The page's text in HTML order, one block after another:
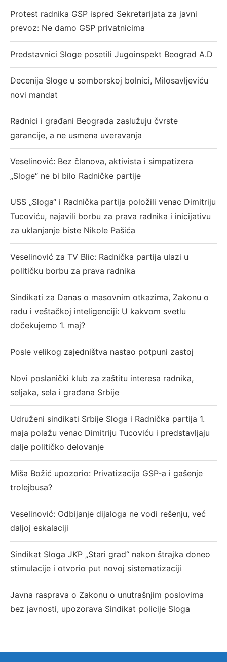
Protest radnika GSP ispred Sekretarijata za javni
prevoz: Ne damo GSP privatnicima
Predstavnici Sloge posetili Jugoinspekt Beograd A.D
Decenija Sloge u somborskoj bolnici, Milosavljeviću
novi mandat
Radnici i građani Beograda zaslužuju čvrste
garancije, a ne usmena uveravanja
Veselinović: Bez članova, aktivista i simpatizera
„Sloge“ ne bi bilo Radničke partije
USS „Sloga“ i Radnička partija položili venac Dimitriju
Tucoviću, najavili borbu za prava radnika i inicijativu
za uklanjanje biste Nikole Pašića
Veselinović za TV Blic: Radnička partija ulazi u
političku borbu za prava radnika
Sindikati za Danas o masovnim otkazima, Zakonu o
radu i veštačkoj inteligenciji: U kakvom svetlu
dočekujemo 1. maj?
Posle velikog zajedništva nastao potpuni zastoj
Novi poslanički klub za zaštitu interesa radnika,
seljaka, sela i građana Srbije
Udruženi sindikati Srbije Sloga i Radnička partija 1.
maja polažu venac Dimitriju Tucoviću i predstavljaju
dalje političko delovanje
Miša Božić upozorio: Privatizacija GSP-a i gašenje
trolejbusa?
Veselinović: Odbijanje dijaloga ne vodi rešenju, već
daljoj eskalaciji
Sindikat Sloga JKP „Stari grad“ nakon štrajka doneo
stimulacije i otvorio put novoj sistematizaciji
Javna rasprava o Zakonu o unutrašnjim poslovima
bez javnosti, upozorava Sindikat policije Sloga